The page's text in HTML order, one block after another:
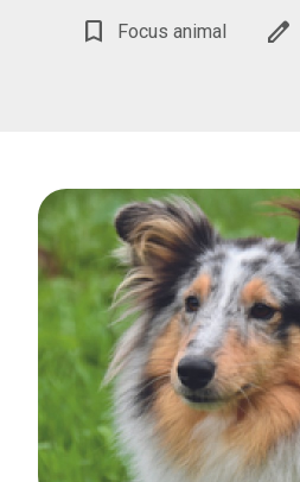
bookmark_border Focus animal edit